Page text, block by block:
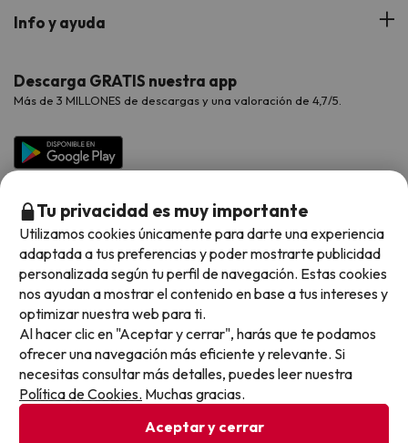
Proveedores
Viajes para grupos
Hoteles Galicia
Hoteles Salou
Viajes de Novios
Chollos con Todo Incluido
Chollos en la playa
Hoteles con toboganes
Selección de la Newsletter
Los favoritos de nuestros clientes
Verano
Vacaciones en Agosto
Vacaciones en Octubre
Vacaciones en Noviembre
Info y ayuda
Contáctanos
Preguntas frecuentes
Descarga GRATIS nuestra app
Más de 3 MILLONES de descargas y una valoración de 4,7/5.
Métodos de pago disponibles
Condiciones generales
Tu privacidad es muy importante
Utilizamos cookies únicamente para darte una experiencia
adaptada a tus preferencias y poder mostrarte publicidad
personalizada según tu perfil de navegación. Estas cookies
nos ayudan a mostrar el contenido en base a tus intereses y
optimizar nuestra web para ti.
Al hacer clic en "Aceptar y cerrar", harás que te podamos
ofrecer una navegación más eficiente y relevante. Si
necesitas consultar más detalles, puedes leer nuestra
Política de Cookies. Muchas gracias.
Aceptar y cerrar